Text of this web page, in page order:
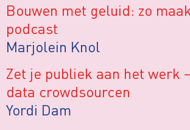
Bouwen met geluid: zo
podcast
Marjolein Knol
Zet je publiek aan het werk
data crowdsourcen
Yordi Dam